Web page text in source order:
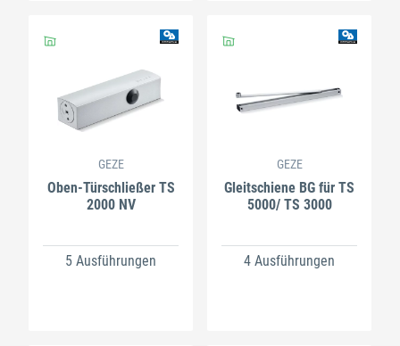
GEZE
Oben-Türschließer TS
2000 NV
5 Ausführungen
GEZE
Gleitschiene BG für TS
5000/ TS 3000
4 Ausführungen